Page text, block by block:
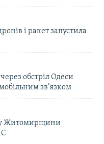
і ракет запустила
обстріл Одеси
зв’язком
Житомирщини